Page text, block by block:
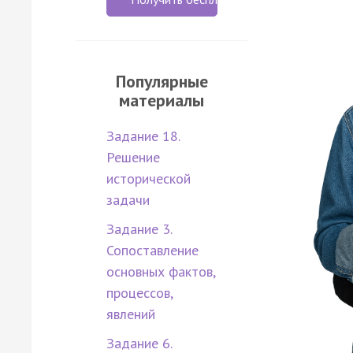
Популярные
материалы
Задание 18.
Решение
исторической
задачи
Задание 3.
Сопоставление
основных фактов,
процессов,
явлений
Задание 6.